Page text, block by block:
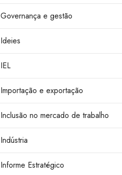
Governança e gestão
Ideies
IEL
Importação e exportação
Inclusão no mercado de trabalho
Indústria
Informe Estratégico